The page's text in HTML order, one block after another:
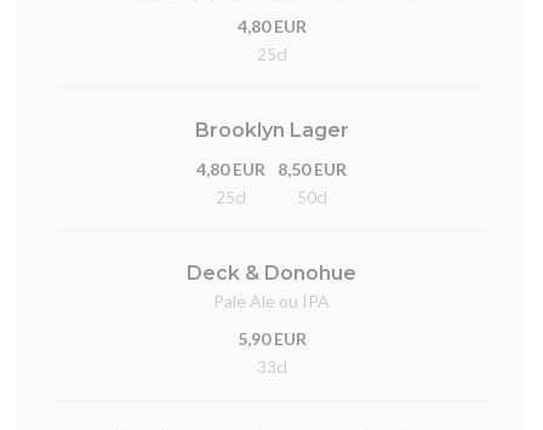
4,80 EUR
25cl
Brooklyn Lager
4,80 EUR
25cl
8,50 EUR
50cl
Deck & Donohue
Pale Ale ou IPA
5,90 EUR
33cl